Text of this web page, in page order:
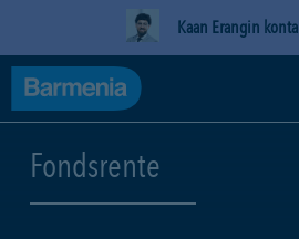
Kaan Erangin
Fondsrente